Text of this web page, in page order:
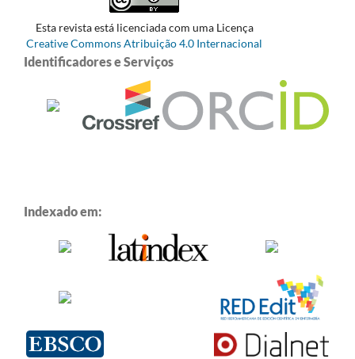
Esta revista está licenciada com uma Licença
Creative Commons Atribuição 4.0 Internacional
Identificadores e Serviços
Indexado em: